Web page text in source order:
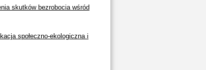
skutków bezrobocia wśród
społeczno-ekologiczna i